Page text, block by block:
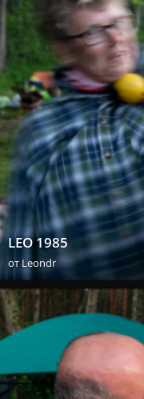
LEO 1985
от Leondr